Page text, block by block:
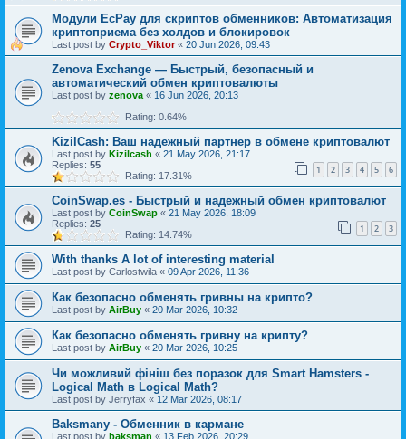
Модули EcPay для скриптов обменников: Автоматизация
криптоприема без холдов и блокировок
Last post by Crypto_Viktor« 20 Jun 2026, 09:43
Zenova Exchange — Быстрый, безопасный и
автоматический обмен криптовалюты
Last post by zenova « 16 Jun 2026, 20:13
Rating: 0.64%
KizilCash: Ваш надежный партнер в обмене криптовалют
Last post by Kizilcash « 21 May 2026, 21:17
Replies: 55 1 2 3 4 5 6
Rating: 17.31%
CoinSwap.es - Быстрый и надежный обмен криптовалют
Last post by CoinSwap « 21 May 2026, 18:09
Replies: 25 1 2 3
Rating: 14.74%
With thanks A lot of interesting material
Last post by Carlostwila « 09 Apr 2026, 11:36
Как безопасно обменять гривны на крипто?
Last post by AirBuy « 20 Mar 2026, 10:32
Как безопасно обменять гривну на крипту?
Last post by AirBuy « 20 Mar 2026, 10:25
Чи можливий фініш без поразок для Smart Hamsters -
Logical Math в Logical Math?
Last post by Jerryfax « 12 Mar 2026, 08:17
Baksmany - Обменник в кармане
Last post by baksman « 13 Feb 2026, 20:29